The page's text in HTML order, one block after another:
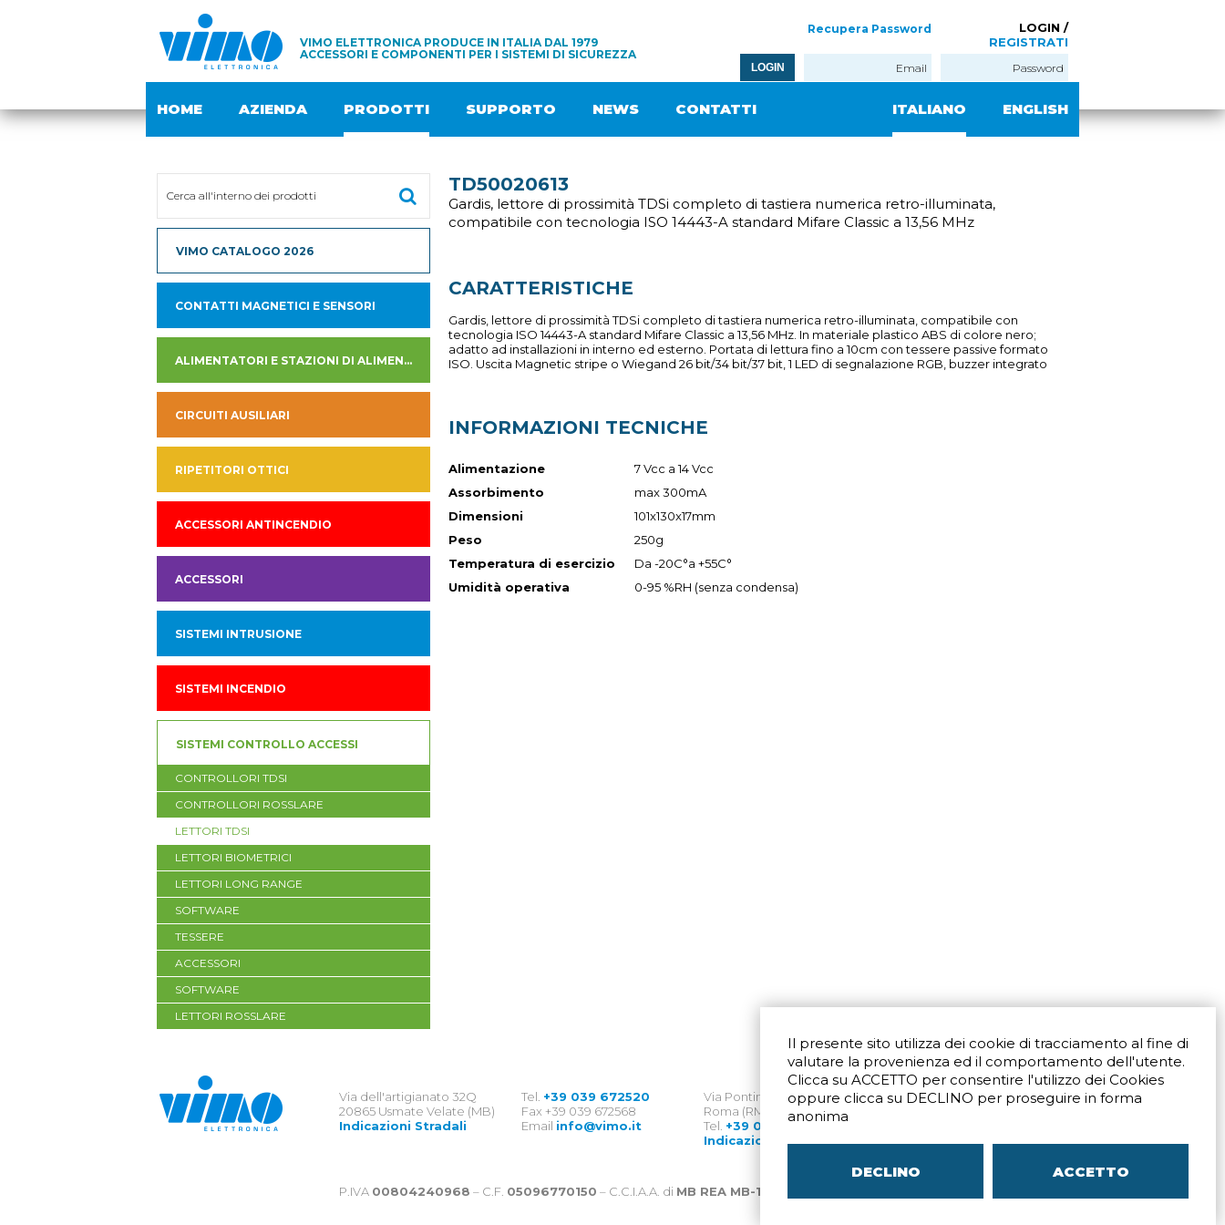
Il presente sito utilizza dei cookie di tracciamento al fine di
valutare la provenienza ed il comportamento dell'utente.
Clicca su ACCETTO per consentire l'utilizzo dei Cookies
oppure clicca su DECLINO per proseguire in forma
anonima
DECLINO ACCETTO
VIMO ELETTRONICA PRODUCE IN ITALIA DAL 1979
ACCESSORI E COMPONENTI PER I SISTEMI DI SICUREZZA
LOGIN /
REGISTRATI
Recupera Password
LOGIN
HOME AZIENDA PRODOTTI SUPPORTO NEWS CONTATTI ENGLISH
ITALIANO
VIMO CATALOGO 2026
CONTATTI MAGNETICI E SENSORI
ALIMENTATORI E STAZIONI DI ALIMENTAZIONE
CIRCUITI AUSILIARI
RIPETITORI OTTICI
ACCESSORI ANTINCENDIO
ACCESSORI
SISTEMI INTRUSIONE
SISTEMI INCENDIO
SISTEMI CONTROLLO ACCESSI
CONTROLLORI TDSI
CONTROLLORI ROSSLARE
LETTORI TDSI
LETTORI BIOMETRICI
LETTORI LONG RANGE
SOFTWARE
TESSERE
ACCESSORI
SOFTWARE
LETTORI ROSSLARE
TD50020613
Gardis, lettore di prossimità TDSi completo di tastiera numerica retro-illuminata,
compatibile con tecnologia ISO 14443-A standard Mifare Classic a 13,56 MHz
CARATTERISTICHE
Gardis, lettore di prossimità TDSi completo di tastiera numerica retro-illuminata, compatibile con
tecnologia ISO 14443-A standard Mifare Classic a 13,56 MHz. In materiale plastico ABS di colore nero;
adatto ad installazioni in interno ed esterno. Portata di lettura fino a 10cm con tessere passive formato
ISO. Uscita Magnetic stripe o Wiegand 26 bit/34 bit/37 bit, 1 LED di segnalazione RGB, buzzer integrato
INFORMAZIONI TECNICHE
Alimentazione
7 Vcc a 14 Vcc
Assorbimento
max 300mA
Dimensioni
101x130x17mm
Peso
250g
Temperatura di esercizio
Da -20C°a +55C°
Umidità operativa
0-95 %RH (senza condensa)
Via dell'artigianato 32Q
20865 Usmate Velate (MB)
Indicazioni Stradali
Tel. +39 039 672520
Fax +39 039 672568
Email info@vimo.it
Via Pontina 583
Roma (RM) 00128
Tel. +39 06 80079273
Indicazioni Stradali
Via San Crispino 64
P.IVA 00804240968 – C.F. 05096770150 – C.C.I.A.A. di MB REA MB-1176225